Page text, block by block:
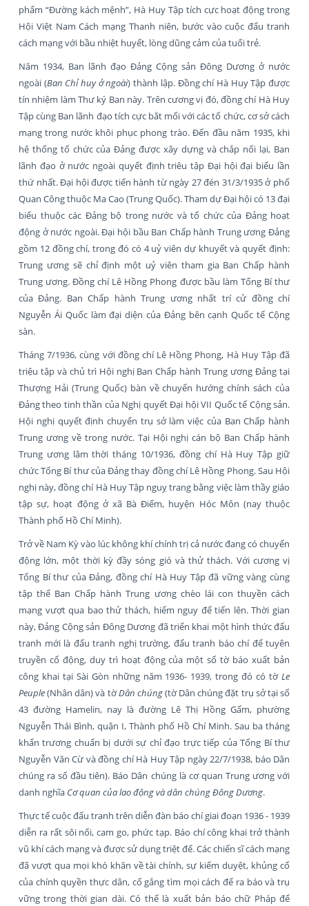
phẩm “Đường kách mệnh”, Hà Huy Tập tích cực hoạt động trong
Hội Việt Nam Cách mạng Thanh niên, bước vào cuộc đấu tranh
cách mạng với bầu nhiệt huyết, lòng dũng cảm của tuổi trẻ.
Năm 1934, Ban lãnh đạo Đảng Cộng sản Đông Dương ở nước
ngoài (Ban Chỉ huy ở ngoài) thành lập. Đồng chí Hà Huy Tập được
tín nhiệm làm Thư ký Ban này. Trên cương vị đó, đồng chí Hà Huy
Tập cùng Ban lãnh đạo tích cực bắt mối với các tổ chức, cơ sở cách
mạng trong nước khôi phục phong trào. Đến đầu năm 1935, khi
hệ thống tổ chức của Đảng được xây dựng và chắp nối lại, Ban
lãnh đạo ở nước ngoài quyết định triêu tập Đại hội đại biểu lần
thứ nhất. Đại hội được tiến hành từ ngày 27 đén 31/3/1935 ở phố
Quan Công thuộc Ma Cao (Trung Quốc). Tham dự Đại hội có 13 đại
biểu thuộc các Đảng bộ trong nước và tổ chức của Đảng hoạt
động ở nước ngoài. Đại hội bầu Ban Chấp hành Trung ương Đảng
gồm 12 đồng chí, trong đó có 4 uỷ viên dự khuyết và quyết định:
Trung ương sẽ chỉ định một uỷ viên tham gia Ban Chấp hành
Trung ương. Đồng chí Lê Hồng Phong được bầu làm Tổng Bí thư
của Đảng. Ban Chấp hành Trung ương nhất trí cử đồng chí
Nguyễn Ái Quốc làm đại diện của Đảng bên cạnh Quốc tế Cộng
sàn.
Tháng 7/1936, cùng với đồng chí Lê Hồng Phong, Hà Huy Tập đã
triệu tập và chủ trì Hội nghị Ban Chấp hành Trung ương Đảng tại
Thượng Hải (Trung Quốc) bàn về chuyển hướng chính sách của
Đảng theo tinh thần của Nghị quyết Đại hội VII Quốc tế Cộng sản.
Hội nghị quyết định chuyển trụ sở làm việc của Ban Chấp hành
Trung ương về trong nước. Tại Hội nghị cán bộ Ban Chấp hành
Trung ương lâm thời tháng 10/1936, đồng chí Hà Huy Tập giữ
chức Tổng Bí thư của Đảng thay đồng chí Lê Hồng Phong. Sau Hội
nghị này, đồng chí Hà Huy Tập nguỵ trang bằng việc làm thầy giáo
tập sự, hoạt động ở xã Bà Điểm, huyện Hóc Môn (nay thuộc
Thành phố Hồ Chí Minh).
Trở về Nam Kỳ vào lúc không khí chính trị cả nước đang có chuyển
động lớn, một thời kỳ đầy sóng gió và thử thách. Với cương vị
Tổng Bí thư của Đảng, đồng chí Hà Huy Tập đã vững vàng cùng
tập thể Ban Chấp hành Trung ương chèo lái con thuyền cách
mạng vượt qua bao thử thách, hiểm nguy để tiến lên. Thời gian
này, Đảng Cộng sản Đông Dương đã triển khai một hình thức đấu
tranh mới là đấu tranh nghị trường, đấu tranh báo chí để tuyên
truyền cổ động, duy trì hoạt động của một số tờ báo xuất bản
công khai tại Sài Gòn những năm 1936- 1939, trong đó có tờ Le
Peuple(Nhân dân) và tờDân chúng(tờ Dân chúng đặt trụ sở tại số
43 đường Hamelin, nay là đường Lê Thị Hồng Gấm, phường
Nguyễn Thái Bình, quận I, Thành phố Hồ Chí Minh. Sau ba tháng
khẩn trương chuẩn bị dưới sự chỉ đạo trực tiếp của Tổng Bí thư
Nguyễn Văn Cừ và đồng chí Hà Huy Tập ngày 22/7/1938, báo Dân
chúng ra số đầu tiên). Báo Dân chúng là cơ quan Trung ương với
danh nghĩa Cơ quan của lao động và dân chúng Đông Dương.
Thực tế cuộc đấu tranh trên diễn đàn báo chí giai đoạn 1936 - 1939
diễn ra rất sôi nổi, cam go, phức tạp. Báo chí công khai trở thành
vũ khí cách mạng và được sử dụng triệt để. Các chiến sĩ cách mạng
đã vượt qua mọi khó khăn về tài chính, sự kiểm duyệt, khủng cố
của chính quyền thực dân, cố gắng tìm mọi cách để ra báo và trụ
vững trong thời gian dài. Có thể là xuất bản báo chữ Pháp để